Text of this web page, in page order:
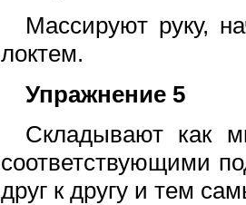
Массируют руку,
локтем.
Упражнение 5
Складывают как
соответствующими
друг к другу и тем